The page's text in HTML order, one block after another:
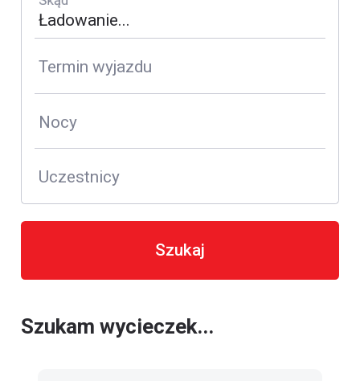
Termin wyjazdu
Nocy
Uczestnicy
Szukaj
Szukam wycieczek...